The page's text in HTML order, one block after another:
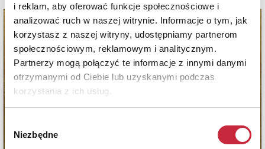
i reklam, aby oferować funkcje społecznościowe i
analizować ruch w naszej witrynie. Informacje o tym, jak
korzystasz z naszej witryny, udostępniamy partnerom
społecznościowym, reklamowym i analitycznym.
Partnerzy mogą połączyć te informacje z innymi danymi
otrzymanymi od Ciebie lub uzyskanymi podczas
korzystania z ich usług.
zgody
Niezbędne